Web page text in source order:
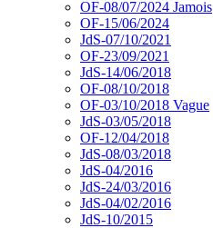
OF-08/07/2024 Jamois
OF-15/06/2024
JdS-07/10/2021
OF-23/09/2021
JdS-14/06/2018
OF-08/10/2018
OF-03/10/2018 Vague
JdS-03/05/2018
OF-12/04/2018
JdS-08/03/2018
JdS-04/2016
JdS-24/03/2016
JdS-04/02/2016
JdS-10/2015